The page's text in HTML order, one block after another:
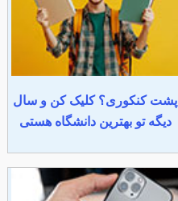
پشت کنکوری؟ کلیک کن و سال
دیگه تو بهترین دانشگاه هستی